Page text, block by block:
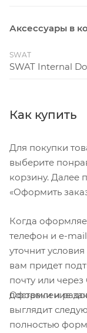
Аксессуары в
SWAT
SWAT Internal
Как купить
Для покупки
выберите
корзину. Далее
«Оформить
Когда
телефон и e-
уточнит
вам придет
почту или
доставки и
Оформление
выглядит
полностью